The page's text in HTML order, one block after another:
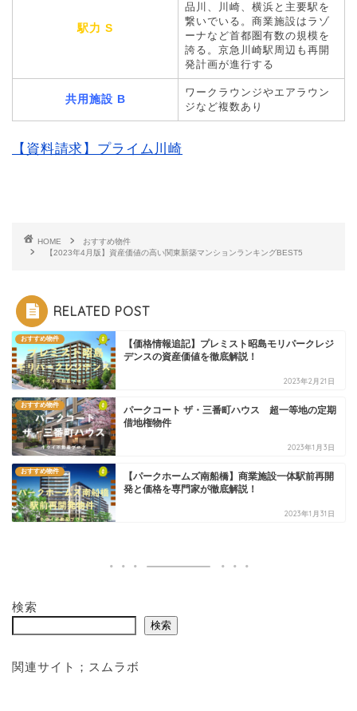
駅力 S
品川、川崎、横浜と主要駅を
繋いでいる。商業施設はラゾ
ーナなど首都圏有数の規模を
誇る。京急川崎駅周辺も再開
発計画が進行する
共用施設 B
ワークラウンジやエアラウン
ジなど複数あり
【資料請求】プライム川崎
HOME
おすすめ物件
【2023年4月版】資産価値の高い関東新築マンションランキングBEST5
RELATED POST
おすすめ物件
【価格情報追記】プレミスト昭島モリパークレジ
デンスの資産価値を徹底解説！
2023年2月21日
おすすめ物件
パークコート ザ・三番町ハウス 超一等地の定期
借地権物件
2023年1月3日
おすすめ物件
【パークホームズ南船橋】商業施設一体駅前再開
発と価格を専門家が徹底解説！
2023年1月31日
検索
検索
関連サイト； スムラボ